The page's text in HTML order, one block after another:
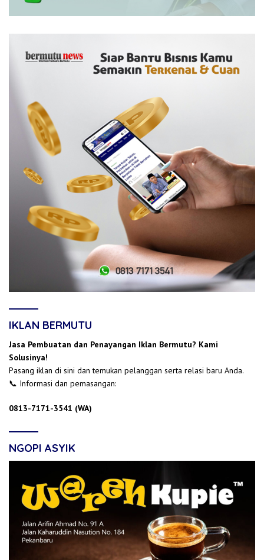
IKLAN BERMUTU
Jasa Pembuatan dan Penayangan Iklan Bermutu? Kami
Solusinya!
Pasang iklan di sini dan temukan pelanggan serta relasi baru Anda.
📞 Informasi dan pemasangan:
0813-7171-3541 (WA)
NGOPI ASYIK